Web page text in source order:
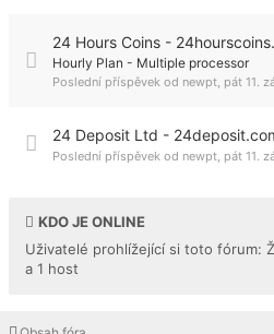
24 Hours Coins -
Hourly Plan - Multiple processor
Poslední příspěvek od newpt, pát 11.
24 Deposit Ltd -
Poslední příspěvek od newpt, pát 11.
KDO JE ONLINE
Uživatelé prohlížející si toto fórum:
a 1 host